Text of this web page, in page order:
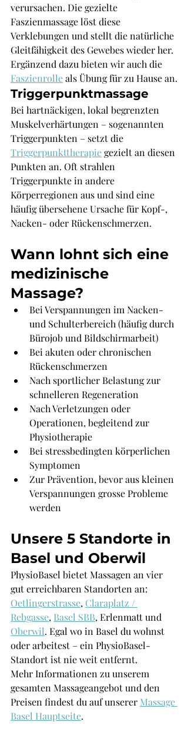
verursachen. Die gezielte
Faszienmassage löst diese
Verklebungen und stellt die natürliche
Gleitfähigkeit des Gewebes wieder her.
Ergänzend dazu bieten wir auch die
Faszienrolle als Übung für zu Hause an.
Triggerpunktmassage
Bei hartnäckigen, lokal begrenzten
Muskelverhärtungen – sogenannten
Triggerpunkten – setzt die
Triggerpunkttherapie gezielt an diesen
Punkten an. Oft strahlen
Triggerpunkte in andere
Körperregionen aus und sind eine
häufig übersehene Ursache für Kopf-,
Nacken- oder Rückenschmerzen.
Wann lohnt sich eine
medizinische
Massage?
Bei Verspannungen im Nacken-
und Schulterbereich (häufig durch
Bürojob und Bildschirmarbeit)
Bei akuten oder chronischen
Rückenschmerzen
Nach sportlicher Belastung zur
schnelleren Regeneration
Nach Verletzungen oder
Operationen, begleitend zur
Physiotherapie
Bei stressbedingten körperlichen
Symptomen
Zur Prävention, bevor aus kleinen
Verspannungen grosse Probleme
werden
Unsere 5 Standorte in
Basel und Oberwil
PhysioBasel bietet Massagen an vier
gut erreichbaren Standorten an:
Oetlingerstrasse, Claraplatz /
Rebgasse, Basel SBB, Erlenmatt und
Oberwil. Egal wo in Basel du wohnst
oder arbeitest – ein PhysioBasel-
Standort ist nie weit entfernt.
Mehr Informationen zu unserem
gesamten Massageangebot und den
Preisen findest du auf unserer Massage
Basel Hauptseite.